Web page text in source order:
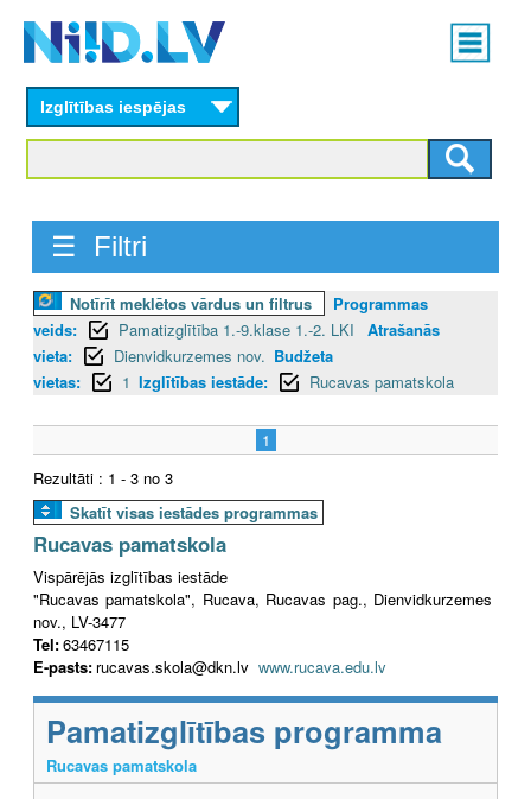
content
Main
menu
Izglītības iespējas
☰ Filtri
Notīrīt meklētos vārdus un filtrus
Programmas
veids:
Pamatizglītība 1.-9.klase 1.-2. LKI
Atrašanās
vieta:
Dienvidkurzemes nov. Budžeta
vietas:
1 Izglītības iestāde: Rucavas pamatskola
1
Rezultāti : 1 - 3 no 3
Skatīt visas iestādes programmas
Rucavas pamatskola
Vispārējās izglītības iestāde
"Rucavas pamatskola", Rucava, Rucavas pag., Dienvidkurzemes
nov., LV-3477
Tel:63467115
E-pasts: rucavas.skola@dkn.lv www.rucava.edu.lv
Pamatizglītības programma
Rucavas pamatskola